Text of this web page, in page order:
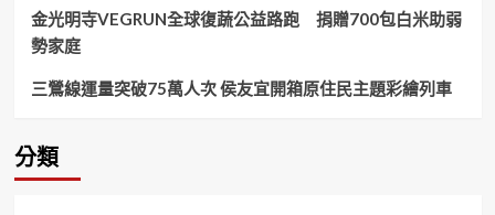
場！
金光明寺VEGRUN全球復蔬公益路跑 捐贈700包白米助弱
勢家庭
三鶯線運量突破75萬人次 侯友宜開箱原住民主題彩繪列車
分類